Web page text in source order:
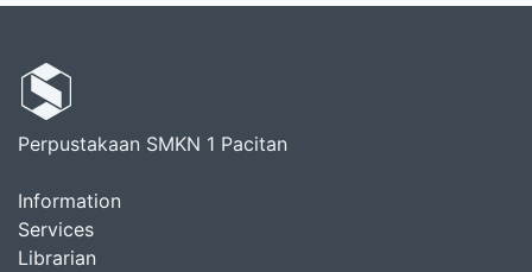
Perpustakaan SMKN 1 Pacitan
Information
Services
Librarian